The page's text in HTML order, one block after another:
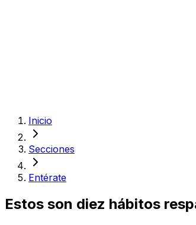
Inicio
Secciones
Entérate
Estos son diez hábitos